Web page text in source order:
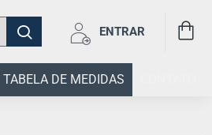
ENTRAR
TABELA DE MEDIDAS